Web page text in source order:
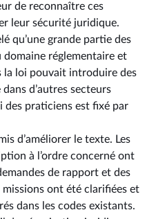
de reconnaître ces
leur sécurité juridique.
qu’une grande partie des
réglementaire et
la loi pouvait introduire des
d’autres secteurs
des praticiens est fixé par
d’améliorer le texte. Les
à l’ordre concerné ont
de rapport et des
ont été clarifiées et
dans les codes existants.